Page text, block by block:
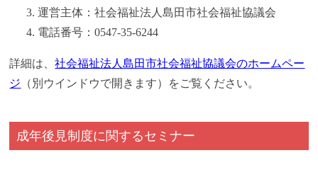
運営主体：社会福祉法人島田市社会福祉協議会
電話番号：0547-35-6244
詳細は、社会福祉法人島田市社会福祉協議会のホームペー
ジ （別ウインドウで開きます）をご覧ください。
成年後見制度に関するセミナー